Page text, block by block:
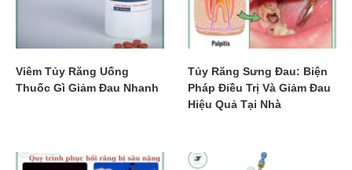
Viêm Tủy Răng Uống
Thuốc Gì Giảm Đau Nhanh
Tủy Răng Sưng Đau: Biện
Pháp Điều Trị Và Giảm Đau
Hiệu Quả Tại Nhà